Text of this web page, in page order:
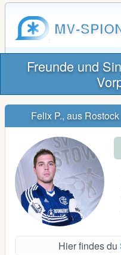
MV-
Freunde und
Felix P., aus Rostock
Hier findes du